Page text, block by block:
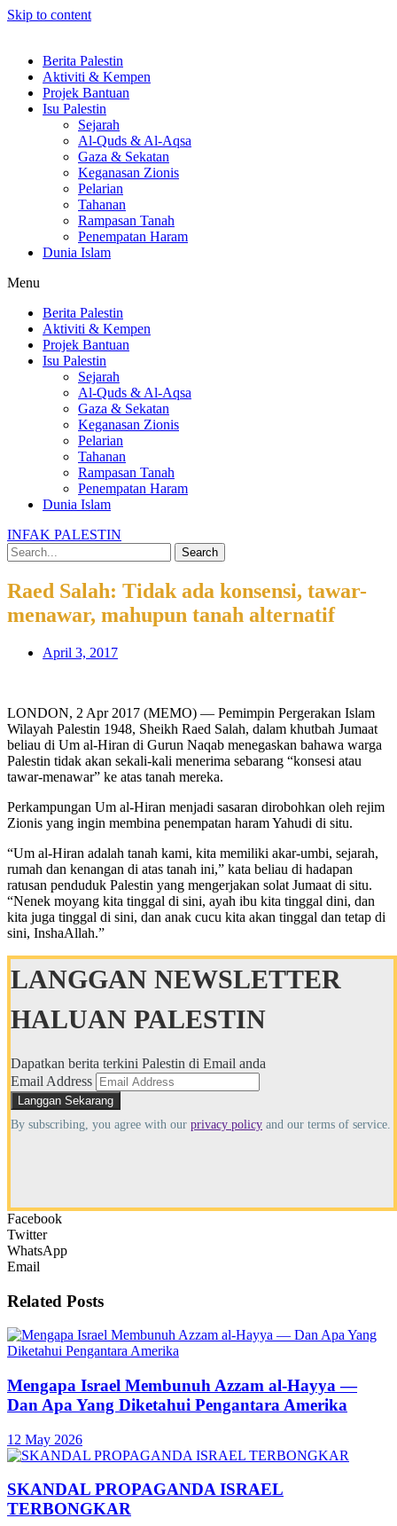
Skip to content
Berita Palestin
Aktiviti & Kempen
Projek Bantuan
Isu Palestin
Sejarah
Al-Quds & Al-Aqsa
Gaza & Sekatan
Keganasan Zionis
Pelarian
Tahanan
Rampasan Tanah
Penempatan Haram
Dunia Islam
Menu
Berita Palestin
Aktiviti & Kempen
Projek Bantuan
Isu Palestin
Sejarah
Al-Quds & Al-Aqsa
Gaza & Sekatan
Keganasan Zionis
Pelarian
Tahanan
Rampasan Tanah
Penempatan Haram
Dunia Islam
INFAK PALESTIN
Search
Raed Salah: Tidak ada konsensi, tawar-
menawar, mahupun tanah alternatif
April 3, 2017
LONDON, 2 Apr 2017 (MEMO) — Pemimpin Pergerakan Islam
Wilayah Palestin 1948, Sheikh Raed Salah, dalam khutbah Jumaat
beliau di Um al-Hiran di Gurun Naqab menegaskan bahawa warga
Palestin tidak akan sekali-kali menerima sebarang “konsesi atau
tawar-menawar” ke atas tanah mereka.
Perkampungan Um al-Hiran menjadi sasaran dirobohkan oleh rejim
Zionis yang ingin membina penempatan haram Yahudi di situ.
“Um al-Hiran adalah tanah kami, kita memiliki akar-umbi, sejarah,
rumah dan kenangan di atas tanah ini,” kata beliau di hadapan
ratusan penduduk Palestin yang mengerjakan solat Jumaat di situ.
“Nenek moyang kita tinggal di sini, ayah ibu kita tinggal dini, dan
kita juga tinggal di sini, dan anak cucu kita akan tinggal dan tetap di
sini, InshaAllah.”
LANGGAN NEWSLETTER
HALUAN PALESTIN
Dapatkan berita terkini Palestin di Email anda
Email Address
By subscribing, you agree with our privacy policy and our terms of service.
Facebook
Twitter
WhatsApp
Email
Related Posts
Mengapa Israel Membunuh Azzam al-Hayya —
Dan Apa Yang Diketahui Pengantara Amerika
12 May 2026
SKANDAL PROPAGANDA ISRAEL
TERBONGKAR